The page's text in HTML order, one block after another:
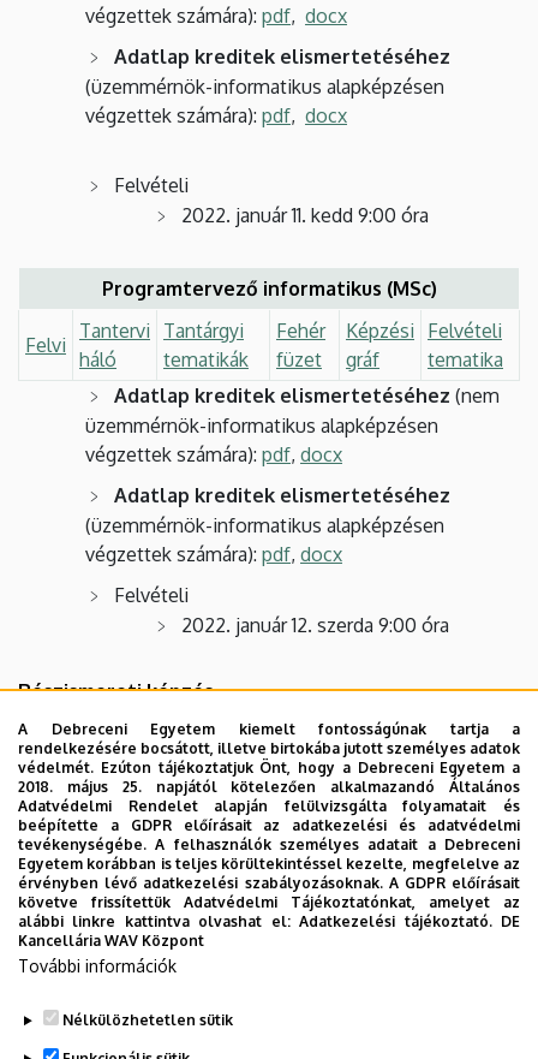
végzettek számára): pdf, docx
Adatlap kreditek elismertetéséhez
(üzemmérnök-informatikus alapképzésen
végzettek számára): pdf, docx
Felvételi
2022. január 11. kedd 9:00 óra
Programtervező informatikus (MSc)
Felvi
Tantervi
háló
Tantárgyi
tematikák
Fehér
füzet
Képzési
gráf
Felvételi
tematika
Adatlap kreditek elismertetéséhez (nem
üzemmérnök-informatikus alapképzésen
végzettek számára): pdf, docx
Adatlap kreditek elismertetéséhez
(üzemmérnök-informatikus alapképzésen
végzettek számára): pdf, docx
Felvételi
2022. január 12. szerda 9:00 óra
Részismereti képzés
Tájékoztató:pdf
Jelentkezési lap:pdf,doc
Legutóbbi frissítés: 2023. 01. 31. 11:30
A Debreceni Egyetem kiemelt fontosságúnak tartja a
rendelkezésére bocsátott, illetve birtokába jutott személyes adatok
védelmét. Ezúton tájékoztatjuk Önt, hogy a Debreceni Egyetem a
2018. május 25. napjától kötelezően alkalmazandó Általános
Adatvédelmi Rendelet alapján felülvizsgálta folyamatait és
beépítette a GDPR előírásait az adatkezelési és adatvédelmi
tevékenységébe. A felhasználók személyes adatait a Debreceni
Egyetem korábban is teljes körültekintéssel kezelte, megfelelve az
érvényben lévő adatkezelési szabályozásoknak. A GDPR előírásait
követve frissítettük Adatvédelmi Tájékoztatónkat, amelyet az
alábbi linkre kattintva olvashat el:Adatkezelési tájékoztató. DE
Kancellária WAV Központ
További információk
Nélkülözhetetlen sütik